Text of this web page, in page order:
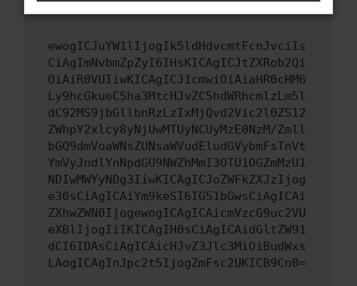
ewogICJuYW1lIjogIk5ldHdvcmtFcnJvciIs
CiAgImNvbmZpZyI6IHsKICAgICJtZXRob2Qi
OiAiR0VUIiwKICAgICJ1cmwiOiAiaHR0cHM6
Ly9hcGkueC5ha3MtcHJvZC5hdWRhcmlzLm5l
dC92MS9jbGllbnRzLzIxMjQvd2Vic2l0ZS12
ZWhpY2xlcy8yNjUwMTUyNCUyMzE0NzM/Zmll
bGQ9dmVoaWNsZUNsaWVudEludGVybmFsTnVt
YmVyJndlYnNpdGU9NWZhMmI3OTU1OGZmMzU1
NDIwMWYyNDg3IiwKICAgICJoZWFkZXJzIjog
e30sCiAgICAiYm9keSI6IG51bGwsCiAgICAi
ZXhwZWN0IjogewogICAgICAicmVzcG9uc2VU
eXBlIjogIiIKICAgIH0sCiAgICAidGltZW91
dCI6IDAsCiAgICAicHJvZ3Jlc3MiOiBudWxs
LAogICAgInJpc2t5IjogZmFsc2UKICB9Cn0=